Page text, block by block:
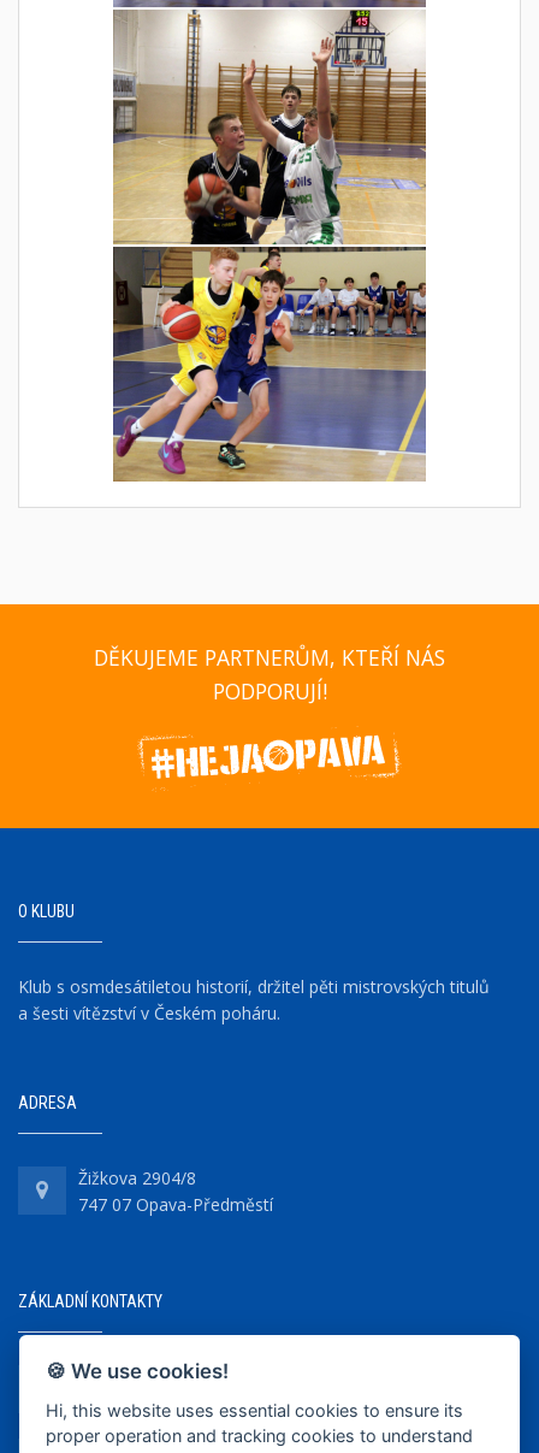
DĚKUJEME PARTNERŮM, KTEŘÍ NÁS
PODPORUJÍ!
O KLUBU
Klub s osmdesátiletou historií, držitel pěti mistrovských titulů
a šesti vítězství v Českém poháru.
ADRESA
Žižkova 2904/8
747 07 Opava-Předměstí
ZÁKLADNÍ KONTAKTY
+420 737 218 679
🍪 We use cookies!
Hi, this website uses essential cookies to ensure its
proper operation and tracking cookies to understand